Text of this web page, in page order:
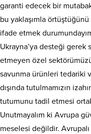
garanti edecek bir
bu yaklaşımla
ifade etmek
Ukrayna’ya desteği gerek
etmeyen özel
savunma ürünleri tedariki
dışında tutulmamızın
tutumunu tadil etmesi
Unutmayalım ki Avrupa
meselesi değildir.